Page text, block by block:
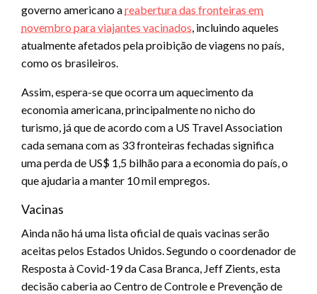
governo americano areabertura das fronteiras em
novembro para viajantes vacinados, incluindo aqueles
atualmente afetados pela proibição de viagens no país,
como os brasileiros.
Assim, espera-se que ocorra um aquecimento da
economia americana, principalmente no nicho do
turismo, já que de acordo com a US Travel Association
cada semana com as 33 fronteiras fechadas significa
uma perda de US$ 1,5 bilhão para a economia do país, o
que ajudaria a manter 10 mil empregos.
Vacinas
Ainda não há uma lista oficial de quais vacinas serão
aceitas pelos Estados Unidos. Segundo o coordenador de
Resposta à Covid-19 da Casa Branca, Jeff Zients, esta
decisão caberia ao Centro de Controle e Prevenção de